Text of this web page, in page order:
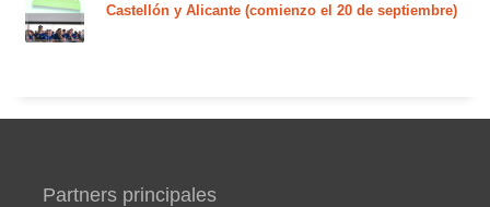
Castellón y Alicante (comienzo el 20 de septiembre)
Partners principales